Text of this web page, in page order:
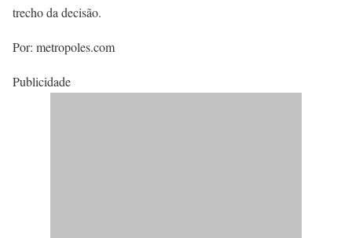
trecho da decisão.
Por: metropoles.com
Publicidade